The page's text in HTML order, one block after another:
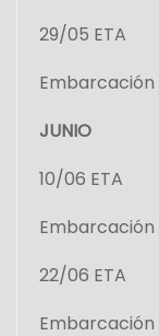
29/05 ETA
Embarcación
JUNIO
10/06 ETA
Embarcación
22/06 ETA
Embarcación